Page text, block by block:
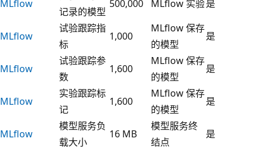
MLflow
记录的模型
500,000 MLflow 实验是
MLflow
试验跟踪指
标
1,000
MLflow 保存
的模型
是
MLflow
试验跟踪参
数
1,600
MLflow 保存
的模型
是
MLflow
实验跟踪标
记
1,600
MLflow 保存
的模型
是
MLflow
模型服务负
载大小
16 MB
模型服务终
结点
是